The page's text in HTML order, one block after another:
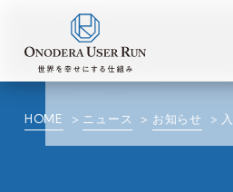
HOME ニュース お知らせ